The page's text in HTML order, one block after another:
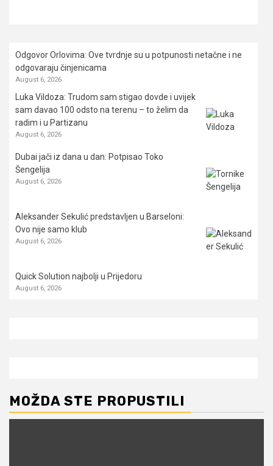
Odgovor Orlovima: ​Ove tvrdnje su u potpunosti netačne i ne
odgovaraju činjenicama
August 6, 2026
Luka Vildoza: Trudom sam stigao dovde i uvijek
sam davao 100 odsto na terenu – to želim da
radim i u Partizanu
August 6, 2026
Dubai jači iz dana u dan: Potpisao Toko
Šengelija
August 6, 2026
Aleksander Sekulić predstavljen u Barseloni:
Ovo nije samo klub
August 6, 2026
Quick Solution najbolji u Prijedoru
August 6, 2026
MOŽDA STE PROPUSTILI